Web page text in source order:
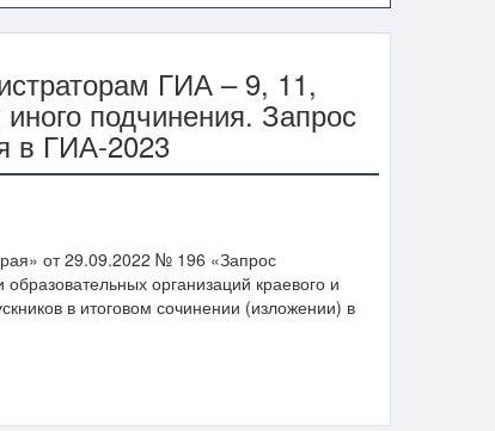
ГИА – 9, 11,
подчинения. Запрос
в ГИА-2023
от 29.09.2022 № 196 «Запрос
организаций краевого и
в итоговом сочинении (изложении) в